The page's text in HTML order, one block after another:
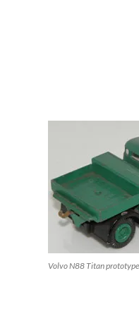
Volvo N88 Titan